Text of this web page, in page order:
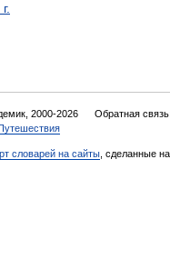
2000-2026 Обратная связь:
словарей на сайты , сделанные